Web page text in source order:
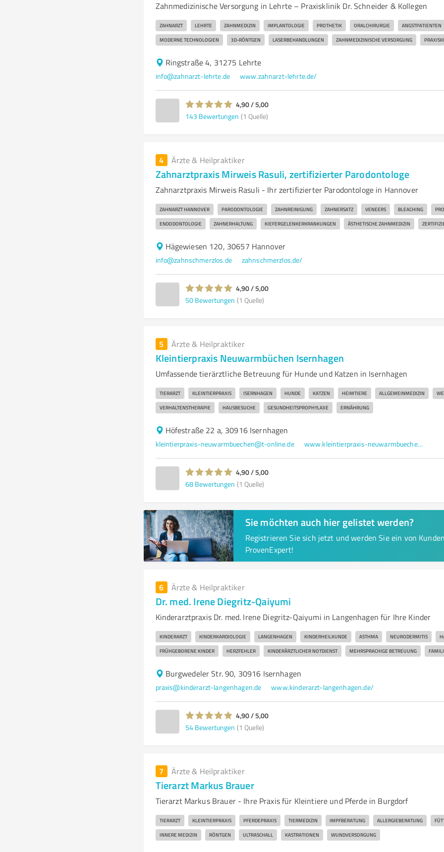
Zahnmedizinische Versorgung in Lehrte – Praxisklinik Dr. Schneider & Kollegen
ZAHNARZT LEHRTE ZAHNMEDIZIN IMPLANTOLOGIE PROTHETIK ORALCHIRURGIE ANGSTPATIENTEN
MODERNE TECHNOLOGIEN 3D-RÖNTGEN LASERBEHANDLUNGEN ZAHNMEDIZINISCHE VERSORGUNG
Ringstraße 4, 31275 Lehrte
info@zahnarzt-lehrte.de www.zahnarzt-lehrte.de/
4,90 / 5,00
143 Bewertungen (1 Quelle)
4 Ärzte & Heilpraktiker
Zahnarztpraxis Mirweis Rasuli, zertifizierter Parodontologe
Zahnarztpraxis Mirweis Rasuli - Ihr zertifizierter Parodontologe in Hannover
ZAHNARZT HANNOVER PARODONTOLOGIE ZAHNREINIGUNG ZAHNERSATZ VENEERS BLEACHING
ENDODONTOLOGIE ZAHNERHALTUNG KIEFERGELENKERKRANKUNGEN ÄSTHETISCHE ZAHNMEDIZIN
Hägewiesen 120, 30657 Hannover
info@zahnschmerzlos.de zahnschmerzlos.de/
4,90 / 5,00
50 Bewertungen (1 Quelle)
5 Ärzte & Heilpraktiker
Kleintierpraxis Neuwarmbüchen Isernhagen
Umfassende tierärztliche Betreuung für Hunde und Katzen in Isernhagen
TIERARZT KLEINTIERPRAXIS ISERNHAGEN HUNDE KATZEN HEIMTIERE ALLGEMEINMEDIZIN
VERHALTENSTHERAPIE HAUSBESUCHE GESUNDHEITSPROPHYLAXE ERNÄHRUNG
Höfestraße 22 a, 30916 Isernhagen
kleintierpraxis-neuwarmbuechen@t-online.de www.kleintierpraxis-neuwarmbuechen.de/
4,90 / 5,00
68 Bewertungen (1 Quelle)
Sie möchten auch hier gelistet werden?
Registrieren Sie sich jetzt und werden Sie ein von
ProvenExpert!
6 Ärzte & Heilpraktiker
Dr. med. Irene Diegritz-Qaiyumi
Kinderarztpraxis Dr. med. Irene Diegritz-Qaiyumi in Langenhagen für Ihre Kinder
KINDERARZT KINDERKARDIOLOGIE LANGENHAGEN KINDERHEILKUNDE ASTHMA NEURODERMITIS
FRÜHGEBORENE KINDER HERZFEHLER KINDERÄRZTLICHER NOTDIENST MEHRSPRACHIGE BETREUUNG
Burgwedeler Str. 90, 30916 Isernhagen
praxis@kinderarzt-langenhagen.de www.kinderarzt-langenhagen.de/
4,90 / 5,00
54 Bewertungen (1 Quelle)
7 Ärzte & Heilpraktiker
Tierarzt Markus Brauer
Tierarzt Markus Brauer - Ihre Praxis für Kleintiere und Pferde in Burgdorf
TIERARZT KLEINTIERPRAXIS PFERDEPRAXIS TIERMEDIZIN IMPFBERATUNG ALLERGIEBERATUNG
INNERE MEDIZIN RÖNTGEN ULTRASCHALL KASTRATIONEN WUNDVERSORGUNG